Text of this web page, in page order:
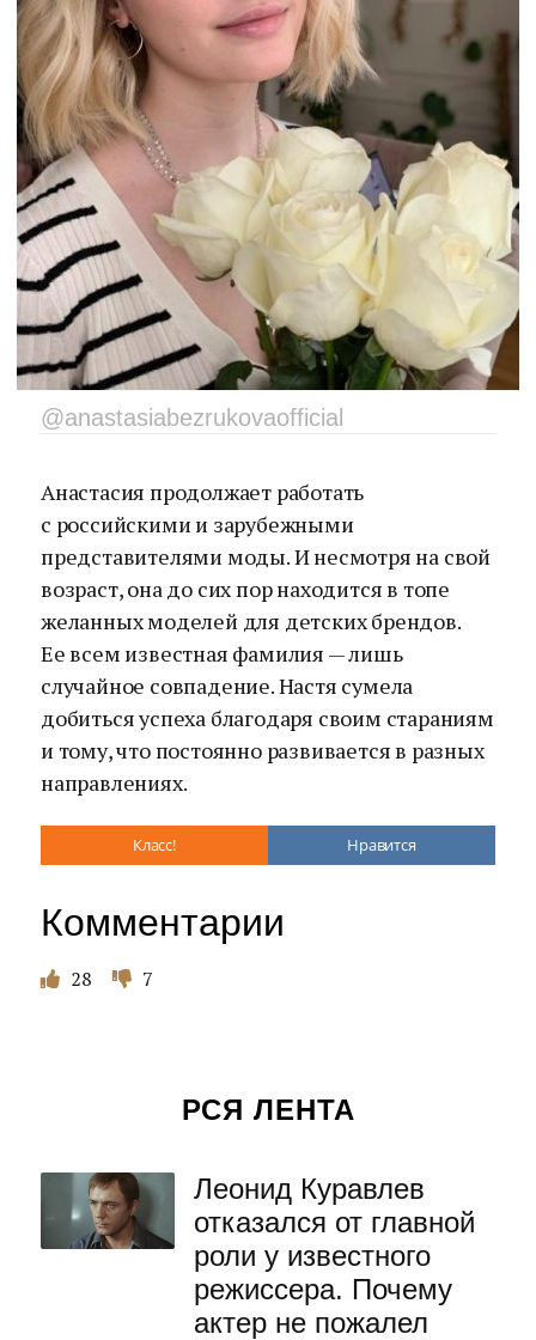
@anastasiabezrukovaofficial
Анастасия продолжает работать
с российскими и зарубежными
представителями моды. И несмотря на свой
возраст, она до сих пор находится в топе
желанных моделей для детских брендов.
Ее всем известная фамилия — лишь
случайное совпадение. Настя сумела
добиться успеха благодаря своим стараниям
и тому, что постоянно развивается в разных
направлениях.
Класс! Нравится
Комментарии
28 7
РСЯ ЛЕНТА
Леонид Куравлев
отказался от главной
роли у известного
режиссера. Почему
актер не пожалел